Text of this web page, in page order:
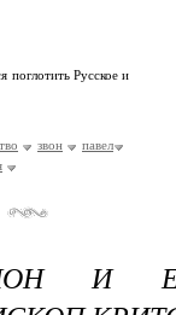
Русское и
звон
павел
И